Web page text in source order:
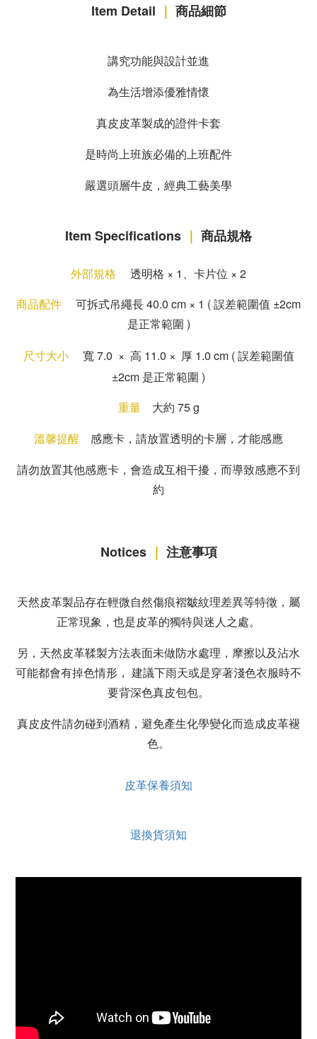
Item Detail ｜ 商品細節
講究功能與設計並進
為生活增添優雅情懷
真皮皮革製成的證件卡套
是時尚上班族必備的上班配件
嚴選頭層牛皮，經典工藝美學
Item Specifications ｜ 商品規格
外部規格 透明格 × 1 卡片位 × 2
商品配件
可拆式吊繩長 40.0 cm × 1 ( 誤差範圍值 ±2cm
是正常範圍 )
尺寸大小
寬 7.0 × 高 11.0 × 厚 1.0 cm( 誤差範圍值
±2cm 是正常範圍 )
重量
大約 75 g
溫馨提醒
感應卡，請放置透明的卡層，才能感應
請勿放置其他感應卡，會造成互相干擾，而導致感應不到
約
Notices ｜ 注意事項
天然皮革製品存在輕微自然傷痕褶皺紋理差異等特徵，屬
正常現象，也是皮革的獨特與迷人之處。
另，天然皮革鞣製方法表面未做防水處理，摩擦以及沾水
可能都會有掉色情形， 建議下雨天或是穿著淺色衣服時不
要背深色真皮包包。
真皮皮件請勿碰到酒精，避免產生化學變化而造成皮革褪
色。
皮革保養須知
退換貨須知